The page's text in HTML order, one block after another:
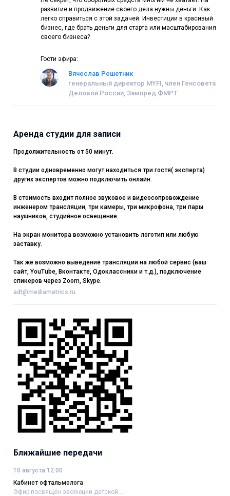
области менеджмента, командообразования и
сервисориентирования. 15-летний опыт в создании и
продвижении «красивых» и медицинских бизнесов
развитие и продвижение своего дела нужны деньги. Как
легко справиться с этой задачей. Инвестиции в красивый
бизнес, где брать деньги для старта или масштабирования
своего бизнеса?
Гости эфира:
Вячеслав Решетник
генеральный директор MYFI, член Генсовета
Деловой России, Зампред ФМРТ
Аренда студии для записи
Продолжительность от 50 минут.
В студии одновременно могут находиться три гостя( эксперта)
других экспертов можно подключить онлайн.
В стоимость входит полное звуковое и видеосопровождение
инженером трансляции, три камеры, три микрофона, три пары
наушников, студийное освещение.
На экран монитора возможно установить логотип или любую
заставку.
Так же возможно выведение трансляции на любой сервис (ваш
сайт, YouTube, Вконтакте, Одоклассники и т.д.), подключение
спикеров через Zoom, Skype.
adt@mediametrics.ru
Ближайшие передачи
10 августа 12:00
Кабинет офтальмолога
Эфир посвящён эволюции детской....